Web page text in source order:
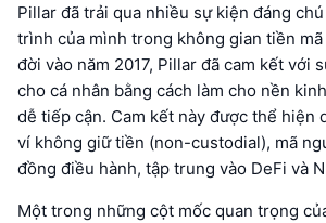
Pillar đã trải qua nhiều sự kiện đáng
trình của mình trong không gian tiền
đời vào năm 2017, Pillar đã cam kết với
cho cá nhân bằng cách làm cho nền
dễ tiếp cận. Cam kết này được thể hiện
ví không giữ tiền (non-custodial), mã
đồng điều hành, tập trung vào DeFi và
Một trong những cột mốc quan trọng